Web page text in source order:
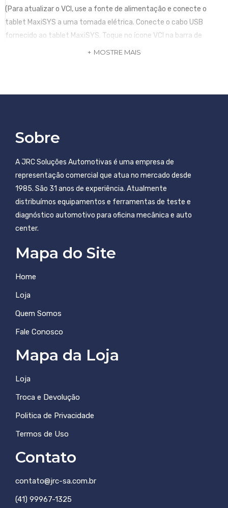
(Para atualizar o VCI, use a fonte de alimentação e conecte o
tablet MaxiSYS a uma tomada elétrica. Conecte o cabo USB
fornecido ao tablet MaxiSYS. Toque no ícone VCI na barra de
ferramentas do Tablet. Em seguida, toque na versão do firmware
atualização do VCI for concluída.)
GARANTIA
12 Meses
Marca: AUTEL
MOSTRE MAIS
Sobre
A JRC Soluções Automotivas é uma empresa de
representação comercial que atua no mercado desde
1985. São 31 anos de experiência. Atualmente
distribuímos equipamentos e ferramentas de teste e
diagnóstico automotivo para oficina mecânica e auto
center.
Mapa do Site
Home
Loja
Quem Somos
Fale Conosco
Mapa da Loja
Loja
Troca e Devolução
Politica de Privacidade
Termos de Uso
Contato
contato@jrc-sa.com.br
(41) 99967-1325